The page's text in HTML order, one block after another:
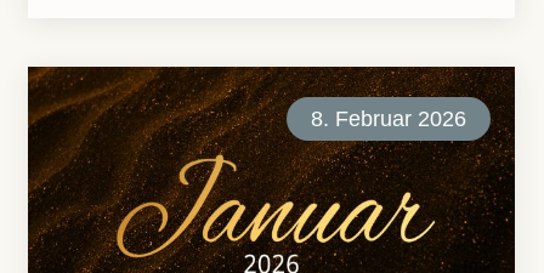
8. Februar 2026